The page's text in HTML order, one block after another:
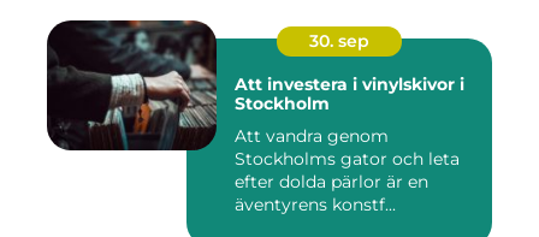
30. sep
Att investera i vinylskivor i
Stockholm
Att vandra genom
Stockholms gator och leta
efter dolda pärlor är en
äventyrens konstf...